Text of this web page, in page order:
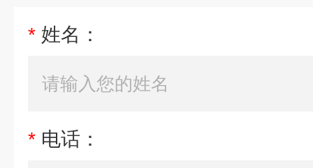
* 姓名：
* 电话：